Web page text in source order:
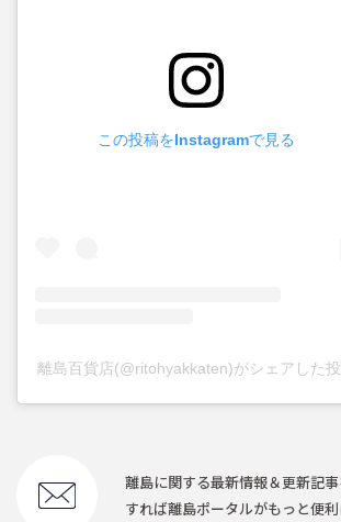
この投稿をInstagramで見る
離島百貨店(@ritohyakkaten)がシェアした
離島に関する最新情報＆更新記
すれば離島ポータルがもっと便利